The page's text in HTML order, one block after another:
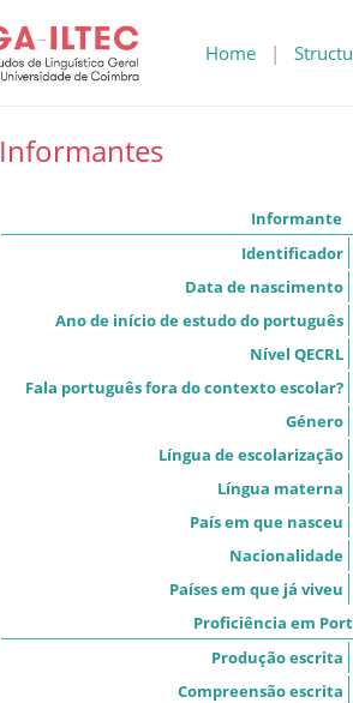
Home |
Informantes
Informante
Identificador
Data de nascimento
Ano de início de estudo do português
Nível QECRL
Fala português fora do contexto escolar?
Género
Língua de escolarização
Língua materna
País em que nasceu
Nacionalidade
Países em que já viveu
Proficiência em
Produção escrita
Compreensão escrita